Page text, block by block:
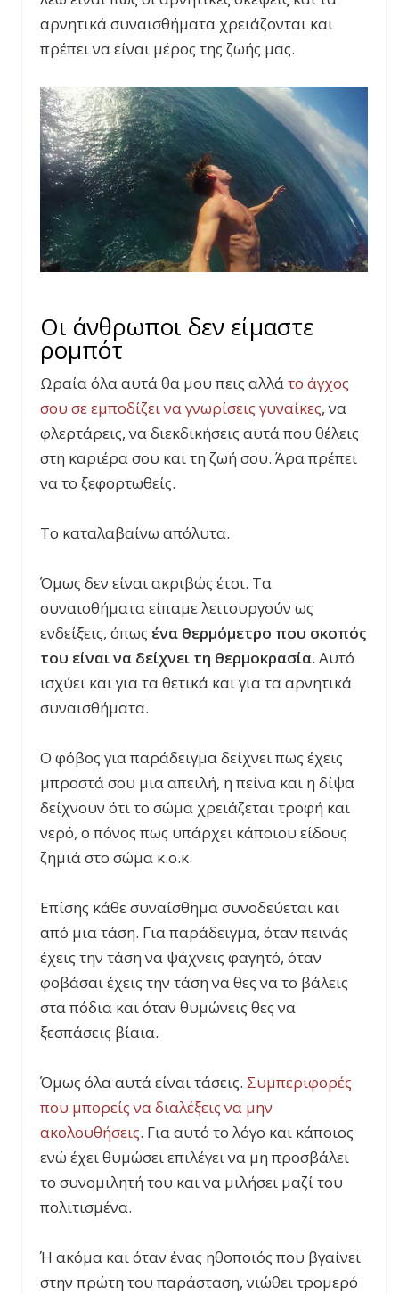
αρνητικά συναισθήματα χρειάζονται και
πρέπει να είναι μέρος της ζωής μας.
Οι άνθρωποι δεν είμαστε
ρομπότ
Ωραία όλα αυτά θα μου πεις αλλάτο άγχος
σου σε εμποδίζει να γνωρίσεις γυναίκες, να
φλερτάρεις, να διεκδικήσεις αυτά που θέλεις
στη καριέρα σου και τη ζωή σου. Άρα πρέπει
να το ξεφορτωθείς.
Το καταλαβαίνω απόλυτα.
Όμως δεν είναι ακριβώς έτσι. Τα
συναισθήματα είπαμε λειτουργούν ως
ενδείξεις, όπως ένα θερμόμετρο που σκοπός
του είναι να δείχνει τη θερμοκρασία. Αυτό
ισχύει και για τα θετικά και για τα αρνητικά
συναισθήματα.
Ο φόβος για παράδειγμα δείχνει πως έχεις
μπροστά σου μια απειλή, η πείνα και η δίψα
δείχνουν ότι το σώμα χρειάζεται τροφή και
νερό, ο πόνος πως υπάρχει κάποιου είδους
ζημιά στο σώμα κ.ο.κ.
Επίσης κάθε συναίσθημα συνοδεύεται και
από μια τάση. Για παράδειγμα, όταν πεινάς
έχεις την τάση να ψάχνεις φαγητό, όταν
φοβάσαι έχεις την τάση να θες να το βάλεις
στα πόδια και όταν θυμώνεις θες να
ξεσπάσεις βίαια.
Όμως όλα αυτά είναι τάσεις. Συμπεριφορές
που μπορείς να διαλέξεις να μην
ακολουθήσεις. Για αυτό το λόγο και κάποιος
ενώ έχει θυμώσει επιλέγει να μη προσβάλει
το συνομιλητή του και να μιλήσει μαζί του
πολιτισμένα.
Ή ακόμα και όταν ένας ηθοποιός που βγαίνει
στην πρώτη του παράσταση, νιώθει τρομερό